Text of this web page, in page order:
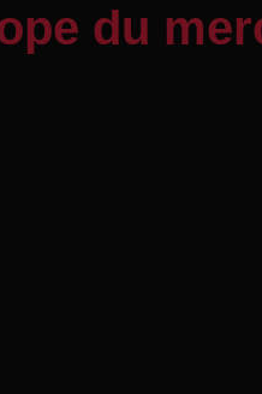
du